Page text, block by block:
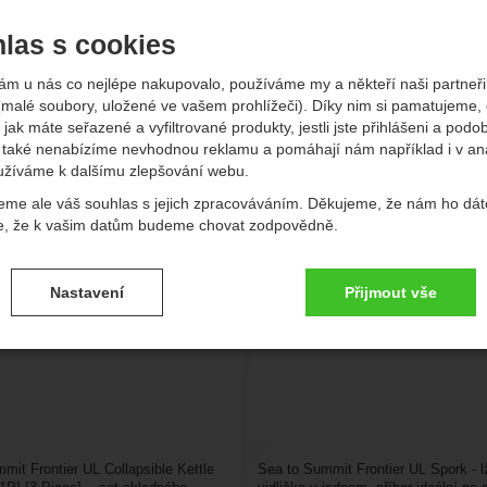
s cookies
u nás co nejlépe nakupovalo, používáme my a někteří naši partneři
soubory, uložené ve vašem prohlížeči). Díky nim si pamatujeme,
máte seřazené a vyfiltrované produkty, jestli jste přihlášeni a
nenabízíme nevhodnou reklamu a pomáhají nám například i v
k dalšímu zlepšování webu.
ale váš souhlas s jejich zpracováváním. Děkujeme, že nám ho
že k vašim datům budeme chovat zodpovědně.
souhlasů s kategoriemi cookies
- bez těchto cookies náš web nebude fungovat.
Nastavení Přijmout vše
Nejlevnější Nejdražší Od nejprodávanějších
Frontier UL Collapsible
Kettle Cook…
Frontier UL Collapsible Kettle
Sea to Summit Frontier UL
Sea to Summit Frontier UL Spork -